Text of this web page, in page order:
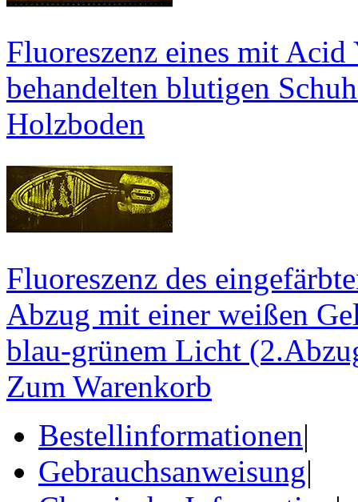
Fluoreszenz eines mit
behandelten blutigen
Holzboden
Fluoreszenz des
Abzug mit einer weißen
blau-grünem Licht
Zum Warenkorb
Bestellinformationen|
Gebrauchsanweisung|